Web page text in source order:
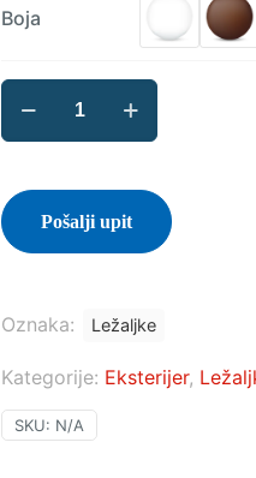
Boja
ST
Pošalji upit
Oznaka: Ležaljke
Kategorije: Eksterijer,
SKU: N/A